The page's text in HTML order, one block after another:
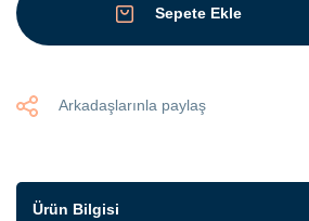
Sepete Ekle
Arkadaşlarınla paylaş
Ürün Bilgisi